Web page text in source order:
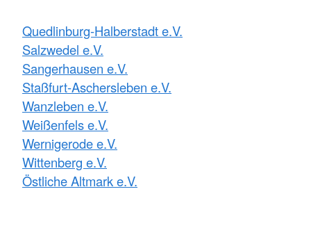
Quedlinburg-Halberstadt e.V.
Salzwedel e.V.
Sangerhausen e.V.
Staßfurt-Aschersleben e.V.
Wanzleben e.V.
Weißenfels e.V.
Wernigerode e.V.
Wittenberg e.V.
Östliche Altmark e.V.